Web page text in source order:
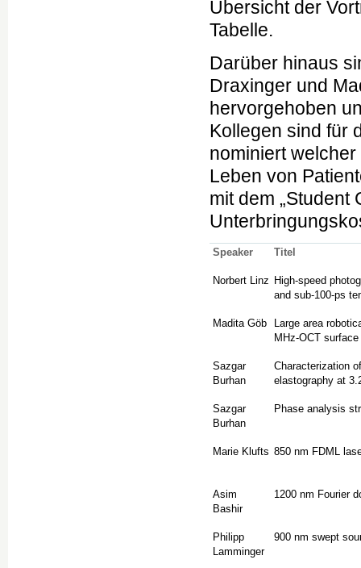
Übersicht der
Tabelle.
Darüber hinaus
Draxinger und
hervorgehoben
Kollegen sind für
nominiert
Leben von
mit dem „Student
Speaker Titel
Norbert Linz High-speed
and sub-100-ps
Madita Göb
Large area
MHz-OCT
Sazgar
Burhan
Characterization
elastography at
Sazgar
Burhan
Phase analysis
Marie Klufts 850 nm FDML
Asim
Bashir
1200 nm Fourier
Philipp
Lamminger
900 nm swept